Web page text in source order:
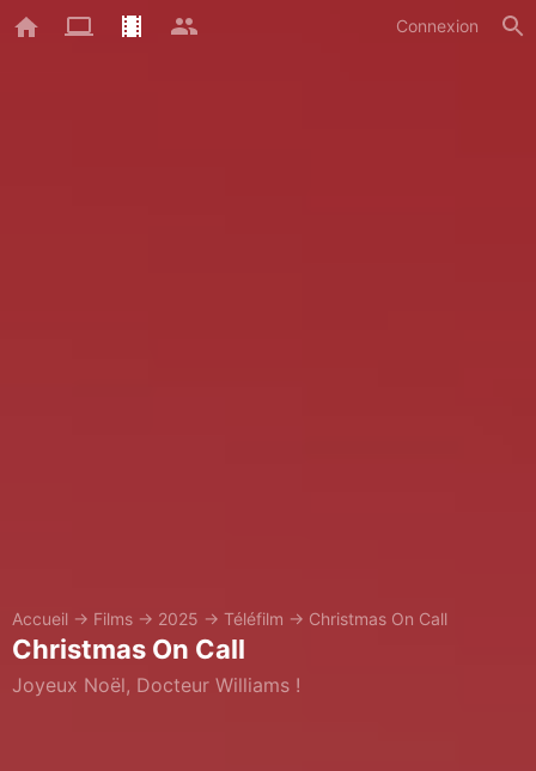
Connexion
Accueil → Films → 2025 → Téléfilm → Christmas On Call
Christmas On Call
Joyeux Noël, Docteur Williams !